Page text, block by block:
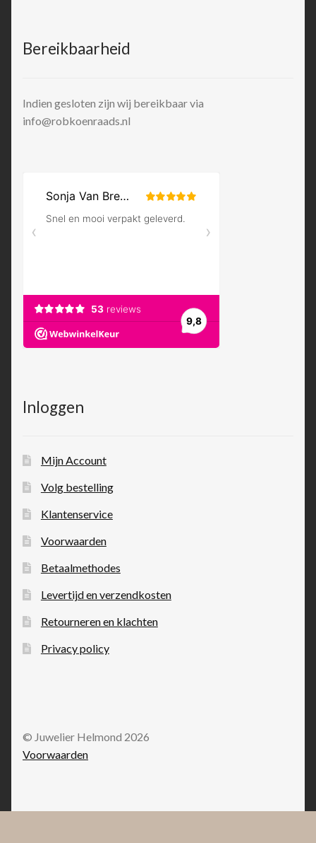
Bereikbaarheid
Indien gesloten zijn wij bereikbaar via
info@robkoenraads.nl
Inloggen
Mijn Account
Volg bestelling
Klantenservice
Voorwaarden
Betaalmethodes
Levertijd en verzendkosten
Retourneren en klachten
Privacy policy
© Juwelier Helmond 2026
Voorwaarden